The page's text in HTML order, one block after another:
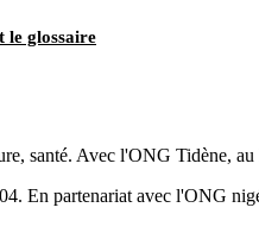
le glossaire
santé. Avec l'ONG Tidène, au
En partenariat avec l'ONG